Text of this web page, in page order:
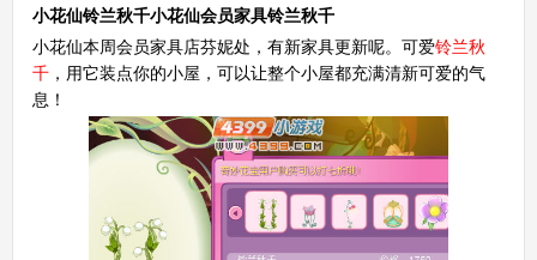
小花仙铃兰秋千小花仙会员家具铃兰秋千
小花仙本周会员家具店芬妮处，有新家具更新呢。可爱铃兰秋
千，用它装点你的小屋，可以让整个小屋都充满清新可爱的气
息！